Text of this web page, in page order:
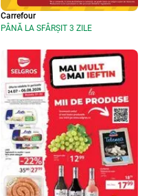
Carrefour
PÂNĂ LA SFÂRȘIT 3 ZILE